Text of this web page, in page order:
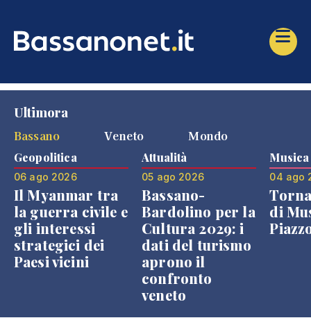
Ultimora
Bassano
Veneto Mondo
Geopolitica
06 ago 2026
Il Myanmar tra
la guerra civile e
gli interessi
strategici dei
Paesi vicini
Attualità
05 ago 2026
Bassano-
Bardolino per la
Cultura 2029: i
dati del turismo
aprono il
confronto
veneto
Musica
04 ago
di